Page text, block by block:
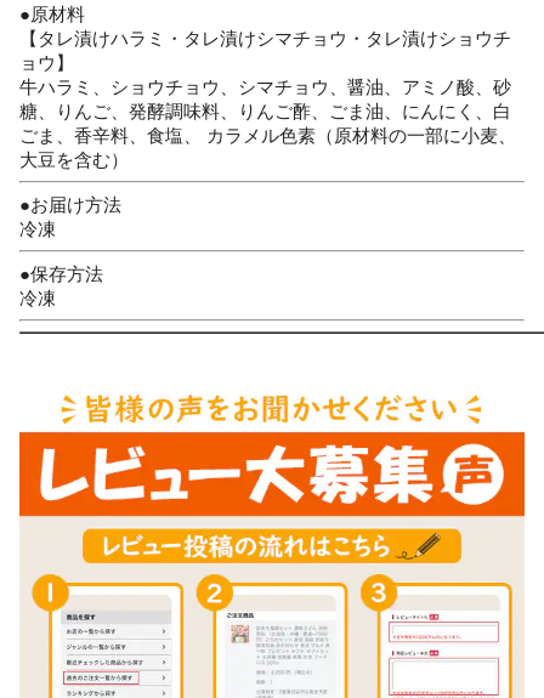
●原材料
【タレ漬けハラミ・タレ漬けシマチョウ・タレ漬けショウチ
ョウ】
牛ハラミ、ショウチョウ、シマチョウ、醤油、アミノ酸、砂
糖、りんご、発酵調味料、りんご酢、ごま油、にんにく、白
ごま、香辛料、食塩、 カラメル色素（原材料の一部に小麦、
大豆を含む）
●お届け方法
冷凍
●保存方法
冷凍